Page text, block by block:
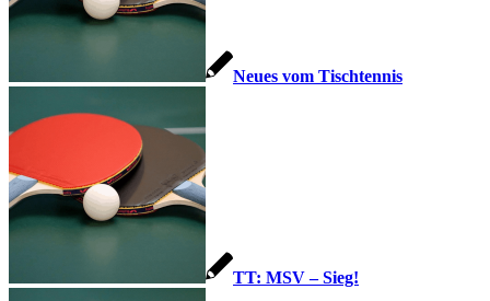
Neues vom Tischtennis
TT: MSV – Sieg!